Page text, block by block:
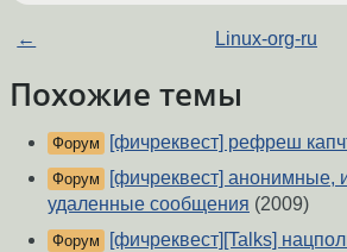
← Linux-org-ru
Похожие темы
Форум [фичреквест] рефреш
Форум
[фичреквест] анонимные,
удаленные сообщения (2009)
Форум [фичреквест][Talks]